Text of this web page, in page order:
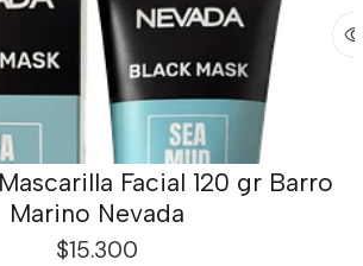
Facial 120 gr Barro
Marino Nevada
$15.300